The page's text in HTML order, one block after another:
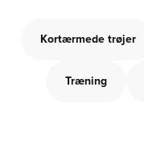
Kortærmede trøjer
Træning